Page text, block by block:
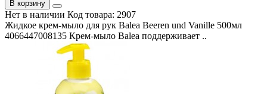
В корзину
Нет в наличии Код товара: 2907
Жидкое крем-мыло для рук Balea Beeren und Vanille 500мл
4066447008135 Крем-мыло Balea поддерживает ..